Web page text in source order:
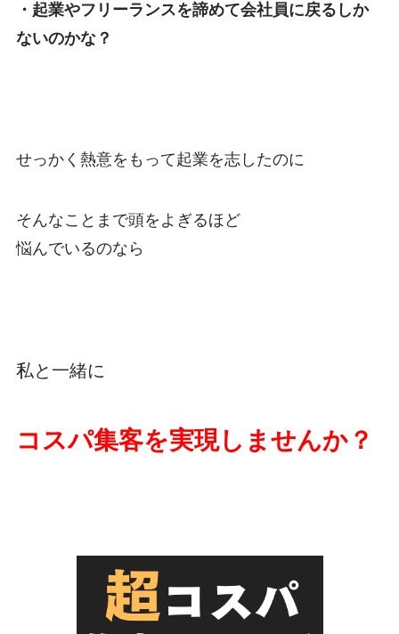
・起業やフリーランスを諦めて会社員に戻るしか
ないのかな？
せっかく熱意をもって起業を志したのに
そんなことまで頭をよぎるほど
悩んでいるのなら
私と一緒に
コスパ集客を実現しませんか？